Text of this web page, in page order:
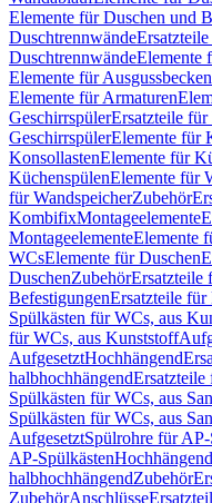
Elemente für Duschen und
Duschtrennwände
DuschtrennwändeElemente
Elemente für Ausgussbecken
Elemente für Armaturen
GeschirrspülerErsatzteile für
GeschirrspülerElemente für
KonsollastenElemente für
KüchenspülenElemente für
für WandspeicherZubehör
KombifixMontageelemente
MontageelementeElemente
WCsElemente für Duschen
DuschenZubehörErsatzteile
BefestigungenErsatzteile für
Spülkästen für WCs, aus
für WCs, aus Kunststoff
AufgesetztHochhängend
halbhochhängendErsatzteile
Spülkästen für WCs, aus
Spülkästen für WCs, aus
AufgesetztSpülrohre für AP-
AP-SpülkästenHochhängend
halbhochhängendZubehör
ZubehörAnschlüsse